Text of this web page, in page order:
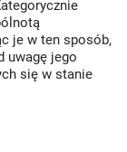
je w ten sposób,
uwagę jego
się w stanie